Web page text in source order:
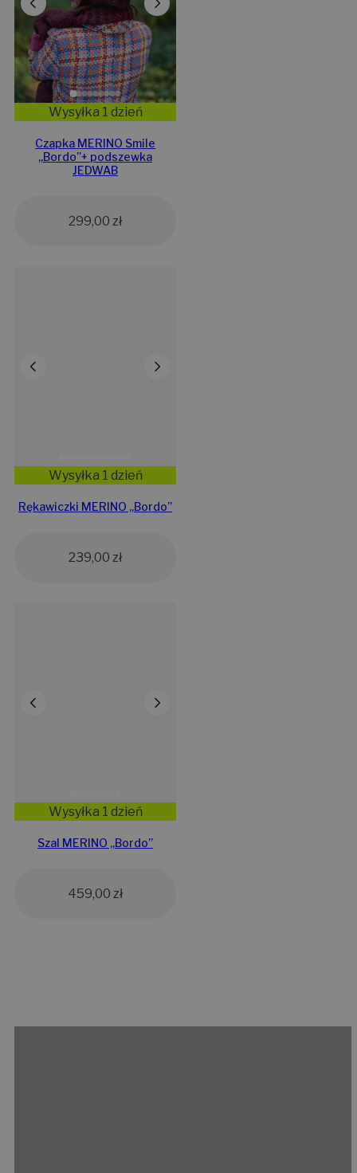
Wysyłka 1 dzień
Czapka MERINO Smile
„Bordo”+ podszewka
JEDWAB
299,00 zł
Wysyłka 1 dzień
Rękawiczki MERINO „Bordo”
239,00 zł
Wysyłka 1 dzień
Szal MERINO „Bordo”
459,00 zł